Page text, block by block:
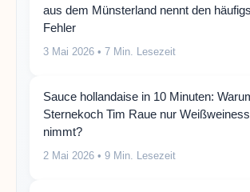
aus dem Münsterland nennt den
Fehler
3 Mai 2026 • 7 Min. Lesezeit
Sauce hollandaise in 10 Minuten:
Sternekoch Tim Raue nur
nimmt?
2 Mai 2026 • 9 Min. Lesezeit